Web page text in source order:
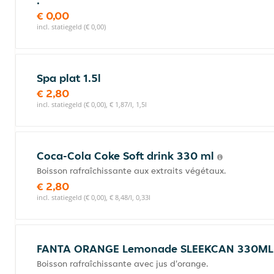
€ 0,00
incl. statiegeld (€ 0,00)
Spa plat 1.5l
€ 2,80
incl. statiegeld (€ 0,00), € 1,87/l, 1,5l
Coca-Cola Coke Soft drink 330 ml
Boisson rafraîchissante aux extraits végétaux.
€ 2,80
incl. statiegeld (€ 0,00), € 8,48/l, 0,33l
FANTA ORANGE Lemonade SLEEKCAN
Boisson rafraîchissante avec jus d'orange.